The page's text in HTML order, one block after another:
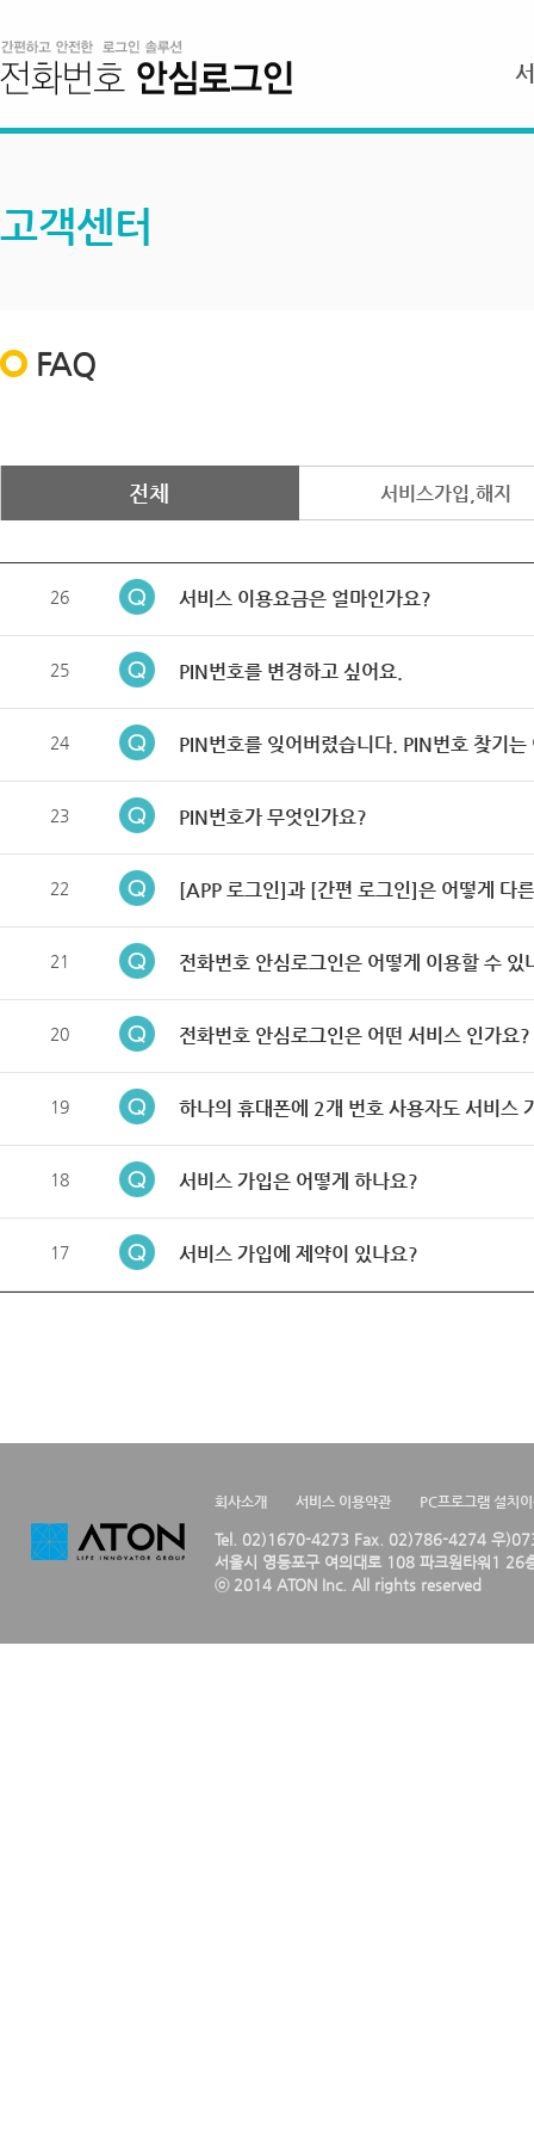
고객센터
FAQ
전체 서비스가입,해지
26 서비스 이용요금은 얼마인가요?
25 PIN번호를 변경하고 싶어요.
24 PIN번호를 잊어버렸습니다. PIN번호 찾기는
23 PIN번호가 무엇인가요?
22 [APP 로그인]과 [간편 로그인]은 어떻게 다
21 전화번호 안심로그인은 어떻게 이용할 수 있
20 전화번호 안심로그인은 어떤 서비스 인가요?
19 하나의 휴대폰에 2개 번호 사용자도 서비스
18 서비스 가입은 어떻게 하나요?
17 서비스 가입에 제약이 있나요?
회사소개 서비스 이용약관 PC프로그램 설치
Tel. 02)1670-4273 Fax. 02)786-4274 우
서울시 영등포구 여의대로 108 파크원타워1 26
ⓒ 2014 ATON Inc. All rights reserved